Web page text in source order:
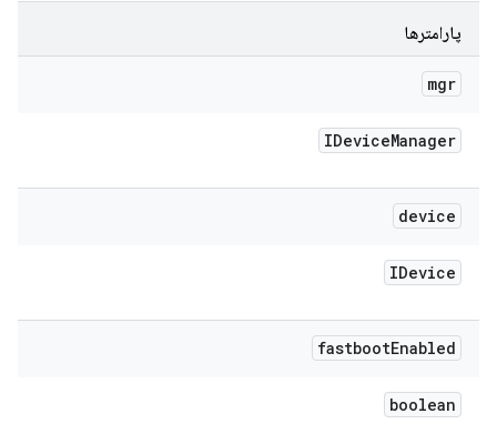
پارامترها
mgr
IDeviceManager
device
IDevice
fastbootEnabled
boolean